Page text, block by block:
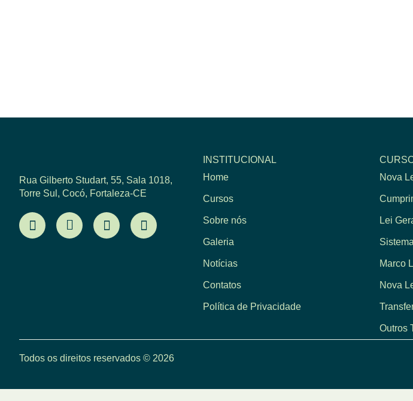
Rua Gilberto Studart, 55, Sala 1018,
Torre Sul, Cocó, Fortaleza-CE
INSTITUCIONAL
Home
Cursos
Sobre nós
Galeria
Notícias
Contatos
Política de Privacidade
Nova
Lei
Marco
Nova
Outros
Todos os direitos reservados © 2026